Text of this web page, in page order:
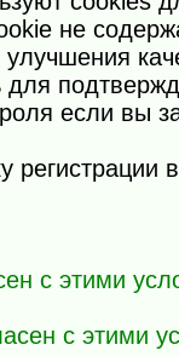
не
для
если вы
регистрации
с этими
с этими